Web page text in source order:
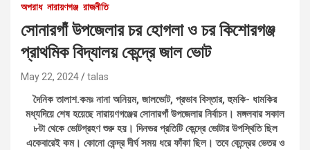
অপরাধ নারায়ণগঞ্জ রাজনীতি
সোনারগাঁ উপজেলার চর হোগলা ও চর কিশোরগঞ্জ
প্রাথমিক বিদ্যালয় কেন্দ্রে জাল ভোট
May 22, 2024 talas
দৈনিক তালাশ.কমঃ নানা অনিয়ম, জালভোট, প্রভাব বিস্তার, হুমকি- ধামকির
মধ্যদিয়ে শেষ হয়েছে নারায়ণগঞ্জের সোনারগাঁ উপজেলার নির্বাচন। মঙ্গলবার সকাল
৮টা থেকে ভোটগ্রহণ শুরু হয়। দিনভর প্রতিটি কেন্দ্রে ভোটার উপস্থিতি ছিল
একেবারেই কম। কোনো কেন্দ্র দীর্ঘ সময় ধরে ফাঁকা ছিল। তবে কেন্দ্রের ভেতর ও